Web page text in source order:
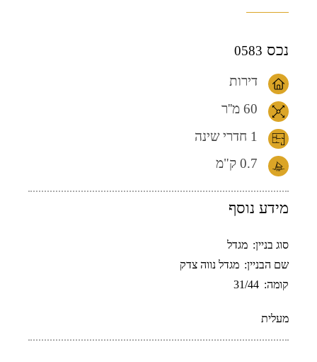
נכס 0583
דירות
60 מ''ר
1 חדרי שינה
0.7 ק"מ
מידע נוסף
סוג בניין: מגדל
שם הבניין: מגדל נווה צדק
קומה: 31/44
מעלית